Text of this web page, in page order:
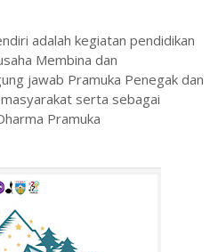
adalah kegiatan pendidikan
Membina dan
jawab Pramuka Penegak dan
serta sebagai
Pramuka